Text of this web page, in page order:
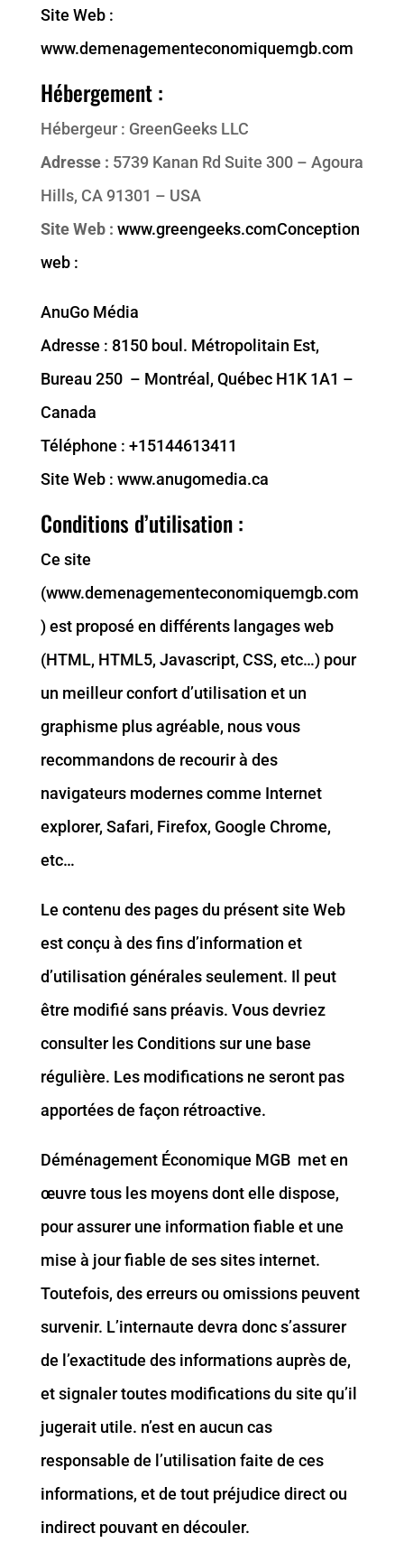
Site Web :
www.demenagementeconomiquemgb.com
Hébergement :
Hébergeur : GreenGeeks LLC
Adresse : 5739 Kanan Rd Suite 300 – Agoura
Hills, CA 91301 – USA
Site Web : www.greengeeks.comConception
web :
AnuGo Média
Adresse : 8150 boul. Métropolitain Est,
Bureau 250 – Montréal, Québec H1K 1A1 –
Canada
Téléphone : +15144613411
Site Web : www.anugomedia.ca
Conditions d’utilisation :
Ce site
(www.demenagementeconomiquemgb.com
) est proposé en différents langages web
(HTML, HTML5, Javascript, CSS, etc…) pour
un meilleur confort d’utilisation et un
graphisme plus agréable, nous vous
recommandons de recourir à des
navigateurs modernes comme Internet
explorer, Safari, Firefox, Google Chrome,
etc…
Le contenu des pages du présent site Web
est conçu à des fins d’information et
d’utilisation générales seulement. Il peut
être modifié sans préavis. Vous devriez
consulter les Conditions sur une base
régulière. Les modifications ne seront pas
apportées de façon rétroactive.
Déménagement Économique MGB met en
œuvre tous les moyens dont elle dispose,
pour assurer une information fiable et une
mise à jour fiable de ses sites internet.
Toutefois, des erreurs ou omissions peuvent
survenir. L’internaute devra donc s’assurer
de l’exactitude des informations auprès de,
et signaler toutes modifications du site qu’il
jugerait utile. n’est en aucun cas
responsable de l’utilisation faite de ces
informations, et de tout préjudice direct ou
indirect pouvant en découler.